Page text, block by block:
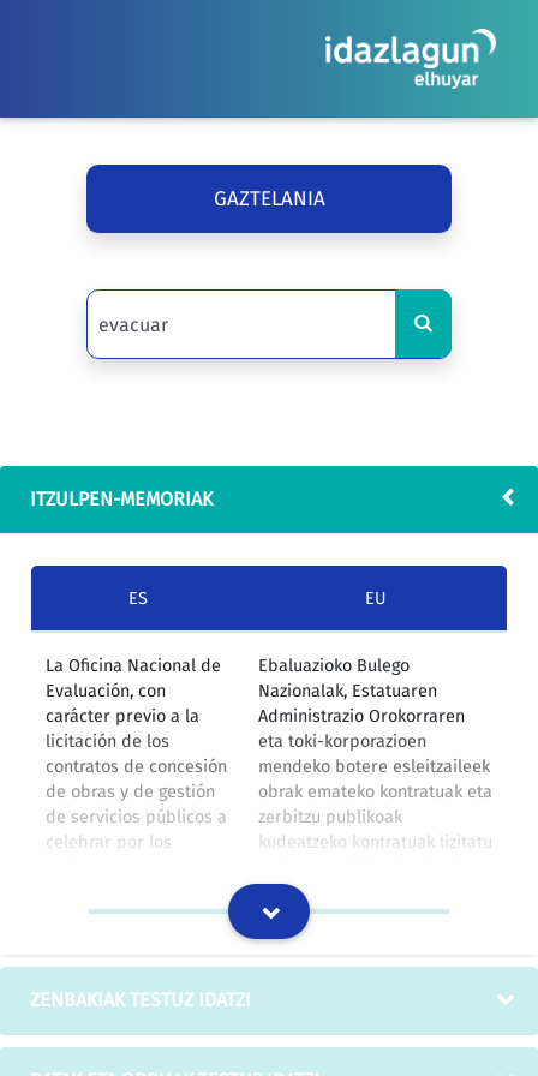
GAZTELANIA
ITZULPEN-MEMORIAK
ES EU
La Oficina Nacional de
Evaluación, con
carácter previo a la
licitación de los
contratos de concesión
de obras y de gestión
de servicios públicos a
celebrar por los
dependientes de la
del Estado y de las
Corporaciones Locales,
preceptivo en los
siguientes casos:
Ebaluazioko Bulego
Nazionalak, Estatuaren
Administrazio Orokorraren
eta toki-korporazioen
mendeko botere esleitzaileek
obrak emateko kontratuak eta
zerbitzu publikoak
kudeatzeko kontratuak lizitatu
egingo du kasu hauetan:
ZENBAKIAK TESTUZ IDATZI